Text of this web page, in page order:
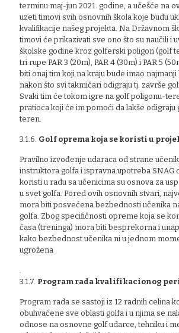
terminu maj-jun 2021. godine, a učešće na
uzeti timovi svih osnovnih škola koje budu
kvalifikacije našeg projekta. Na Državnom
timovi će prikazivati sve ono što su naučili i
školske godine kroz golferski poligon (golf
tri rupe PAR 3 (20m), PAR 4 (30m) i PAR 5
biti onaj tim koji na kraju bude imao
nakon što svi takmičari odigraju tj. završe
Svaki tim će tokom igre na golf poligonu-
pratioca koji će im pomoći da lakše odigraju
teren.
3.1.6. Golf oprema koja se koristi u
Pravilno izvođenje udaraca od strane
instruktora golfa i ispravna upotreba SNAG
koristi u radu sa učenicima su osnova za
u svet golfa. Pored ovih osnovnih stvari,
mora biti posvećena bezbednosti učenika
golfa. Zbog specifičnosti opreme koja se
časa (treninga) mora biti besprekorna i
kako bezbednost učenika ni u jednom
ugrožena
3.1.7. Program rada kvalifikacionog
Program rada se sastoji iz 12 radnih celina
obuhvaćene sve oblasti golfa i u njima se
odnose na osnovne golf udarce, tehniku i